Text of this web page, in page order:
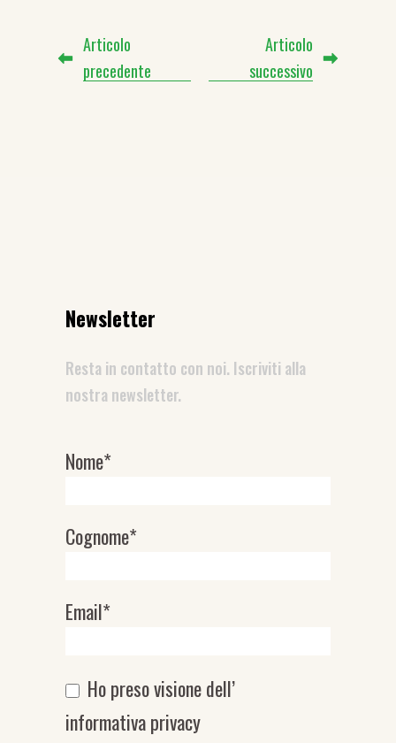
Articolo
precedente
Articolo
successivo
Newsletter
Resta in contatto con noi. Iscriviti alla
nostra newsletter.
Newsletter
Nome*
Cognome*
Email*
Ho preso visione dell’
informativa privacy